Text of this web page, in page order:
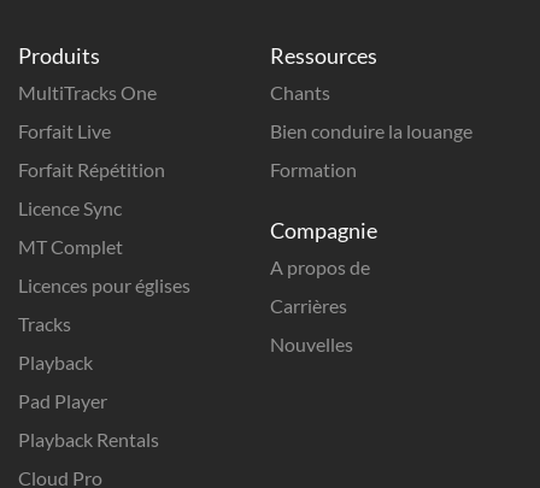
Produits
MultiTracks One
Forfait Live
Forfait Répétition
Licence Sync
MT Complet
Licences pour églises
Tracks
Playback
Pad Player
Playback Rentals
Cloud Pro
Ressources
Chants
Bien conduire la louange
Formation
Compagnie
A propos de
Carrières
Nouvelles